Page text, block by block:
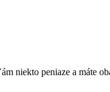
niekto peniaze a máte